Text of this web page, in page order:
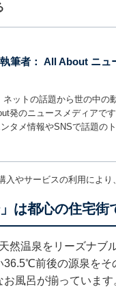
筆者： All About ニュ
ネットの話題から世の中
発のニュースメディアで
タメ情報やSNSで話題の
やサービスの利用により
は都心の住宅
然温泉をリーズナブ
36.5℃前後の源泉を
風呂が揃っていま